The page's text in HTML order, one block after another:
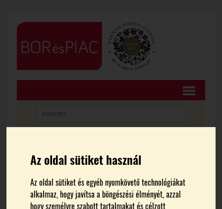
Az oldal sütiket használ
Az oldal sütiket és egyéb nyomkövető technológiákat
alkalmaz, hogy javítsa a böngészési élményét, azzal
hogy személyre szabott tartalmakat és célzott
Nagy borok és csodás